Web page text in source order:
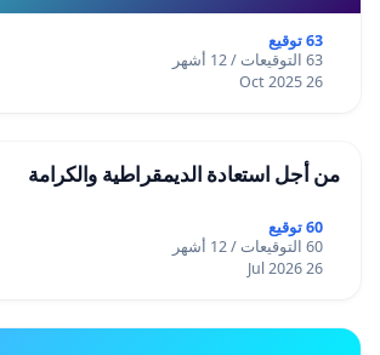
63 توقيع
63 التوقيعات / 12 أشهر
26 Oct 2025
من أجل استعادة الديمقراطية والكرامة
60 توقيع
60 التوقيعات / 12 أشهر
26 Jul 2026